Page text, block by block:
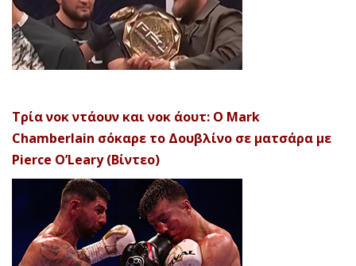
Τρία νοκ ντάουν και νοκ άουτ: Ο Mark
Chamberlain σόκαρε το Δουβλίνο σε ματσάρα με
Pierce O’Leary (Βίντεο)